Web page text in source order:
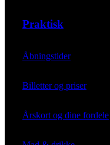
Praktisk
Åbningstider
Billetter og priser
Årskort og dine fordele